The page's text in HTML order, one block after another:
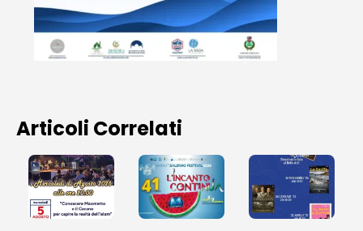
Articoli Correlati